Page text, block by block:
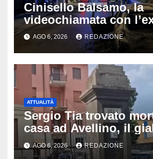
Cinisello Balsamo, la
videochiamata con
fidanzata e il dramma:
lotta tra la vita e la
AGO 6, 2026 REDAZIONE
ATTUALITÀ
Sergio Tia trovato
casa ad Avellino, il
porta socchiusa:
l’autopsia
AGO 6, 2026 REDAZIONE